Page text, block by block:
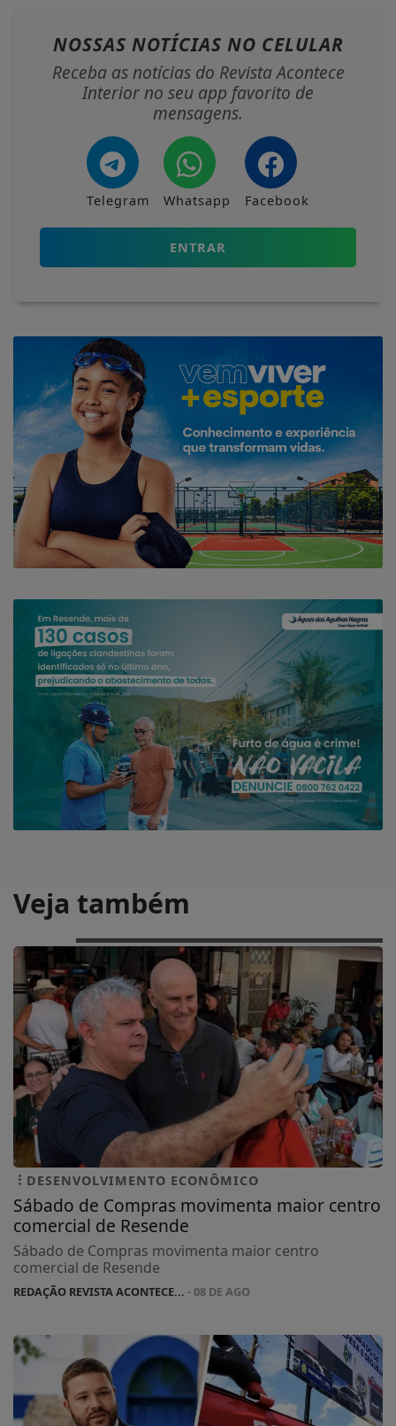
NOSSAS NOTÍCIAS NO CELULAR
Receba as notícias do Revista Acontece
Interior no seu app favorito de
mensagens.
Telegram Whatsapp Facebook
ENTRAR
Veja também
DESENVOLVIMENTO ECONÔMICO
Sábado de Compras movimenta maior centro
comercial de Resende
Sábado de Compras movimenta maior centro
comercial de Resende
REDAÇÃO REVISTA ACONTECE... - 08 DE AGO